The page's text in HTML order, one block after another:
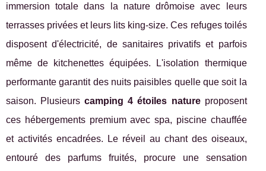
immersion totale dans la nature drômoise avec leurs
terrasses privées et leurs lits king-size. Ces refuges toilés
disposent d'électricité, de sanitaires privatifs et parfois
même de kitchenettes équipées. L'isolation thermique
performante garantit des nuits paisibles quelle que soit la
saison. Plusieurscamping 4 étoiles natureproposent
ces hébergements premium avec spa, piscine chauffée
et activités encadrées. Le réveil au chant des oiseaux,
entouré des parfums fruités, procure une sensation